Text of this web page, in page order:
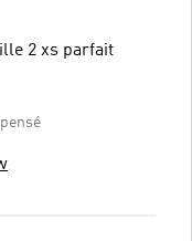
2 xs parfait